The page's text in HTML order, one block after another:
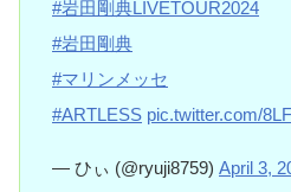
#岩田剛典LIVETOUR2024
#岩田剛典
#マリンメッセ
#ARTLESS pic.twitter.com/
— ひぃ (@ryuji8759) April 3,